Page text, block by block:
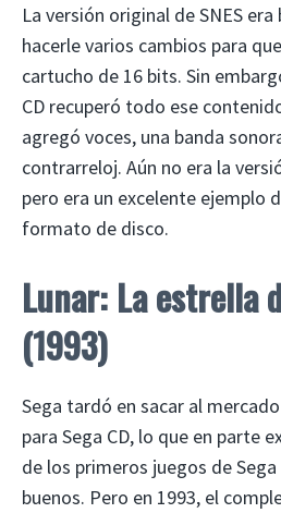
La versión original de SNES
hacerle varios cambios para
cartucho de 16 bits. Sin
CD recuperó todo ese
agregó voces, una banda
contrarreloj. Aún no era la
pero era un excelente ejemplo
formato de disco.
Lunar: La estrella
(1993)
Sega tardó en sacar al
para Sega CD, lo que en parte
de los primeros juegos de
buenos. Pero en 1993, el